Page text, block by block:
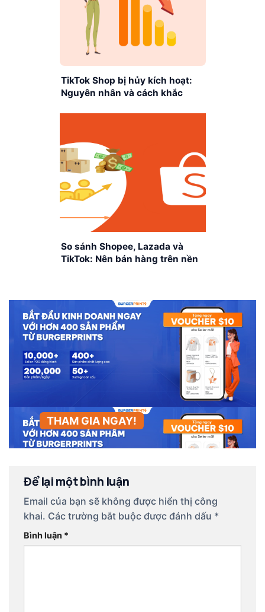
TikTok Shop bị hủy kích hoạt:
Nguyên nhân và cách khắc
So sánh Shopee, Lazada và
TikTok: Nên bán hàng trên nền
THAM GIA NGAY!
Để lại một bình luận
Email của bạn sẽ không được hiển thị công
khai. Các trường bắt buộc được đánh dấu *
Bình luận *